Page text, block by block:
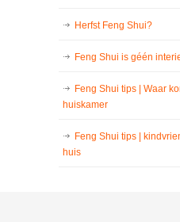
Herfst Feng Shui?
Feng Shui is géén
Feng Shui tips | Waar
huiskamer
Feng Shui tips |
huis